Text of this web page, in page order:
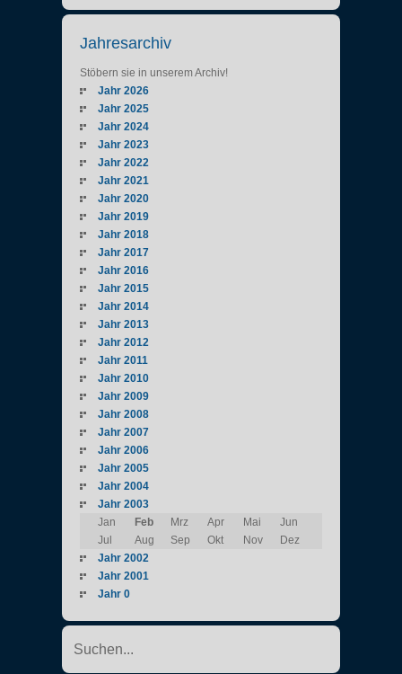
Jahresarchiv
Stöbern sie in unserem Archiv!
Jahr 2026
Jahr 2025
Jahr 2024
Jahr 2023
Jahr 2022
Jahr 2021
Jahr 2020
Jahr 2019
Jahr 2018
Jahr 2017
Jahr 2016
Jahr 2015
Jahr 2014
Jahr 2013
Jahr 2012
Jahr 2011
Jahr 2010
Jahr 2009
Jahr 2008
Jahr 2007
Jahr 2006
Jahr 2005
Jahr 2004
Jahr 2003
Jan
Feb Mrz Apr Mai
Jun
Jul
Aug Sep Okt Nov
Dez
Jahr 2002
Jahr 2001
Jahr 0